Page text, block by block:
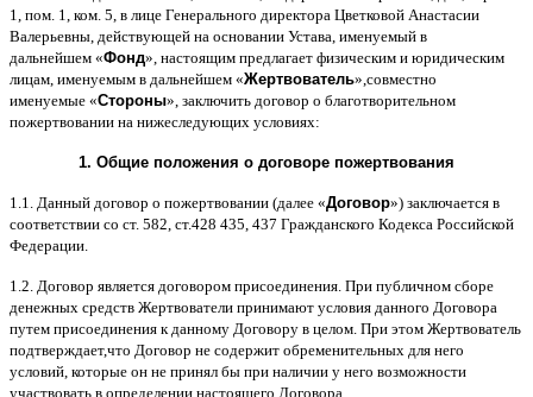
1, пом . 1, ком . 5, в лице Генерального директора Цветковой Анастасии
Валерьевны действующей на основании Устава именуемый в
дальнейшем «Фонд», настоящим предлагает физическим и юридическим
лицам именуемым в дальнейшем «Жертвователь», совместно
именуемые «Стороны», заключить договор o благотворительном
пожертвовании на нижеследующих условиях:
1. Общие положения o договоре пожертвования
1.1. Данный договор о пожертвовании (далее «Договор») заключается в
соответствии со ст. 582, ст.428 435, 437 Гражданского Кодекса Российской
Федерации
1.2. Договор является договором присоединения При публичном сборе
денежных средств Жертвователи принимают условия данного Договора
путем присоединения к данному Договору в целом При этом Жертвователь
подтверждает,что Договор не содержит обременительных для него
условий которые он не принял бы при наличии у него возможности
участвовать в определении настоящего Договора